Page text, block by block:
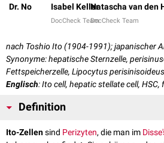
Dr. No Isabel Keller
DocCheck Team
Natascha van den
DocCheck Team
nach Toshio Ito (1904-1991); japanischer
Synonyme: hepatische Sternzelle,
Fettspeicherzelle, Lipocytus perisinisoideus
Englisch: Ito cell, hepatic stellate cell,
Definition
Ito-Zellensind Perizyten, die man im